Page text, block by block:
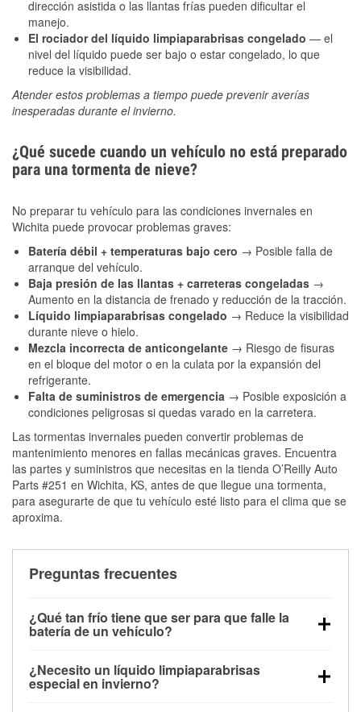
dirección asistida o las llantas frías pueden dificultar el
manejo.
El rociador del líquido limpiaparabrisas congelado — el
nivel del líquido puede ser bajo o estar congelado, lo que
reduce la visibilidad.
Atender estos problemas a tiempo puede prevenir averías
inesperadas durante el invierno.
¿Qué sucede cuando un vehículo no está preparado
para una tormenta de nieve?
No preparar tu vehículo para las condiciones invernales en
Wichita puede provocar problemas graves:
Batería débil + temperaturas bajo cero → Posible falla de
arranque del vehículo.
Baja presión de las llantas + carreteras congeladas →
Aumento en la distancia de frenado y reducción de la tracción.
Líquido limpiaparabrisas congelado → Reduce la visibilidad
durante nieve o hielo.
Mezcla incorrecta de anticongelante → Riesgo de fisuras
en el bloque del motor o en la culata por la expansión del
refrigerante.
Falta de suministros de emergencia → Posible exposición a
condiciones peligrosas si quedas varado en la carretera.
Las tormentas invernales pueden convertir problemas de
mantenimiento menores en fallas mecánicas graves. Encuentra
las partes y suministros que necesitas en la tienda O’Reilly Auto
Parts #251 en Wichita, KS, antes de que llegue una tormenta,
para asegurarte de que tu vehículo esté listo para el clima que se
aproxima.
Preguntas frecuentes
¿Qué tan frío tiene que ser para que falle la
batería de un vehículo?
debajo de los 32 °F y puede perder hasta la mitad de
su potencia de arranque cerca de los 0 °F, lo que
¿Necesito un líquido limpiaparabrisas
especial en invierno?